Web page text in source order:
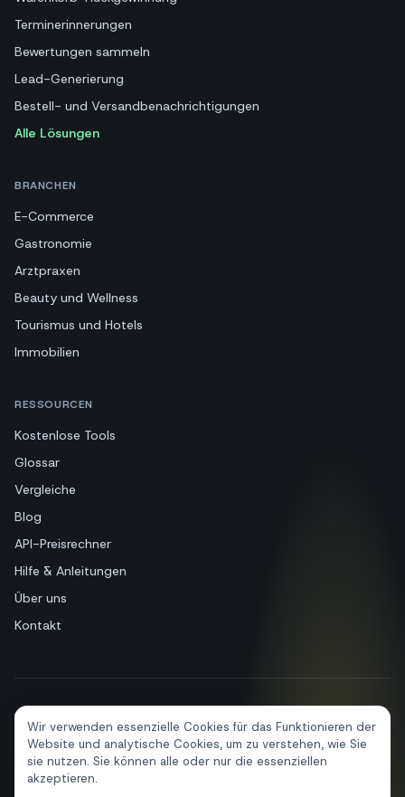
Wir verwenden essenzielle Cookies für das Funktionieren der
Website und analytische Cookies, um zu verstehen, wie Sie
sie nutzen. Sie können alle oder nur die essenziellen
akzeptieren.
Terminerinnerungen
Bewertungen sammeln
Lead-Generierung
Bestell- und Versandbenachrichtigungen
Alle Lösungen
BRANCHEN
E-Commerce
Gastronomie
Arztpraxen
Beauty und Wellness
Tourismus und Hotels
Immobilien
RESSOURCEN
Kostenlose Tools
Glossar
Vergleiche
Blog
API-Preisrechner
Hilfe & Anleitungen
Über uns
Kontakt
IT EN ES FR PT